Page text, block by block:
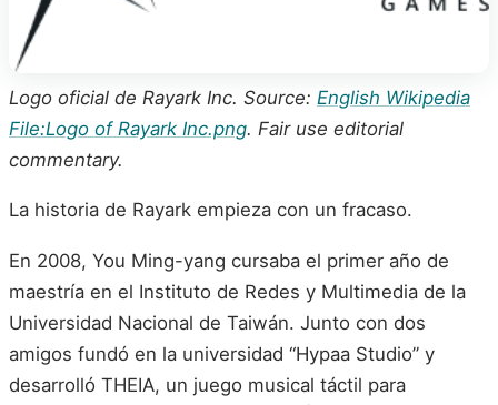
Logo oficial de Rayark Inc. Source: English Wikipedia
File:Logo of Rayark Inc.png. Fair use editorial
commentary.
La historia de Rayark empieza con un fracaso.
En 2008, You Ming-yang cursaba el primer año de
maestría en el Instituto de Redes y Multimedia de la
Universidad Nacional de Taiwán. Junto con dos
amigos fundó en la universidad “Hypaa Studio” y
desarrolló THEIA, un juego musical táctil para